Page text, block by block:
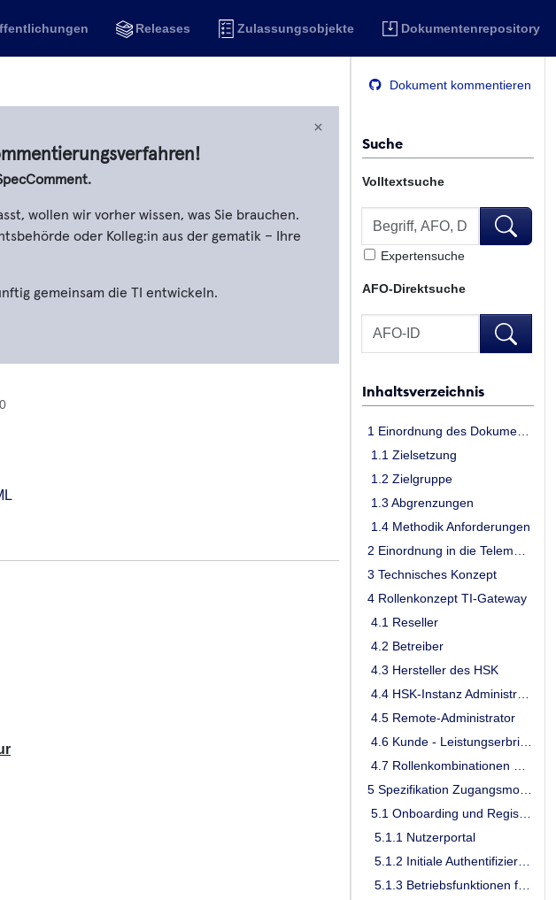
Releases Zulassungsobjekte Dokumentenrepository
Dokument kommentieren
Suche
Volltextsuche
Expertensuche
AFO-Direktsuche
AFO-
Inhaltsverzeichnis
1.1 Zielsetzung
1.2 Zielgruppe
1.3 Abgrenzungen
1.4 Methodik Anforderungen
3 Technisches Konzept
4 Rollenkonzept TI-Gateway
4.1 Reseller
4.2 Betreiber
4.3 Hersteller des HSK
4.5 Remote-Administrator
5.1.1 Nutzerportal
×
wollen wir vorher wissen, was Sie brauchen.
oder Kolleg:in aus der gematik – Ihre
gemeinsam die TI entwickeln.